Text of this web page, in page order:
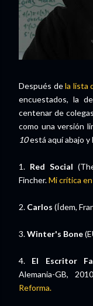
Después dela lista
encuestados, la
centenar de
como una versión
10está aquí abajo y
1. Red Social
Fincher.Mi crítica en
2. Carlos (Ídem,
3.Winter's Bone
4. El Escritor
Alemania-GB,
Reforma.